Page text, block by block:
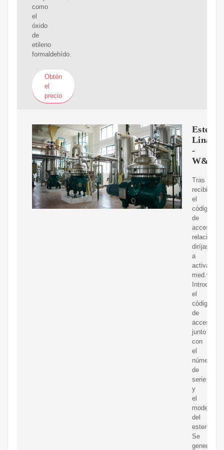
como
el
óxido
de
etileno
formaldehído.
Obtén
el
precio
Lina
-
W&H
Tras
recibir
el
código
de
acceso
diríjase
a
activation-
Introduzca
el
código
de
acceso
junto
con
el
número
de
serie
y
el
modelo
del
Se
generará